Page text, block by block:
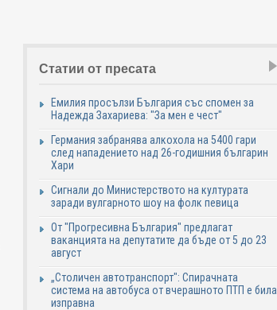
Статии от пресата
Емилия просълзи България със спомен за
Надежда Захариева: "За мен е чест"
Германия забранява алкохола на 5400 гари
след нападението над 26-годишния българин
Хари
Сигнали до Министерството на културата
заради вулгарното шоу на фолк певица
От "Прогресивна България" предлагат
ваканцията на депутатите да бъде от 5 до 23
август
„Столичен автотранспорт": Спирачната
система на автобуса от вчерашното ПТП е била
изправна